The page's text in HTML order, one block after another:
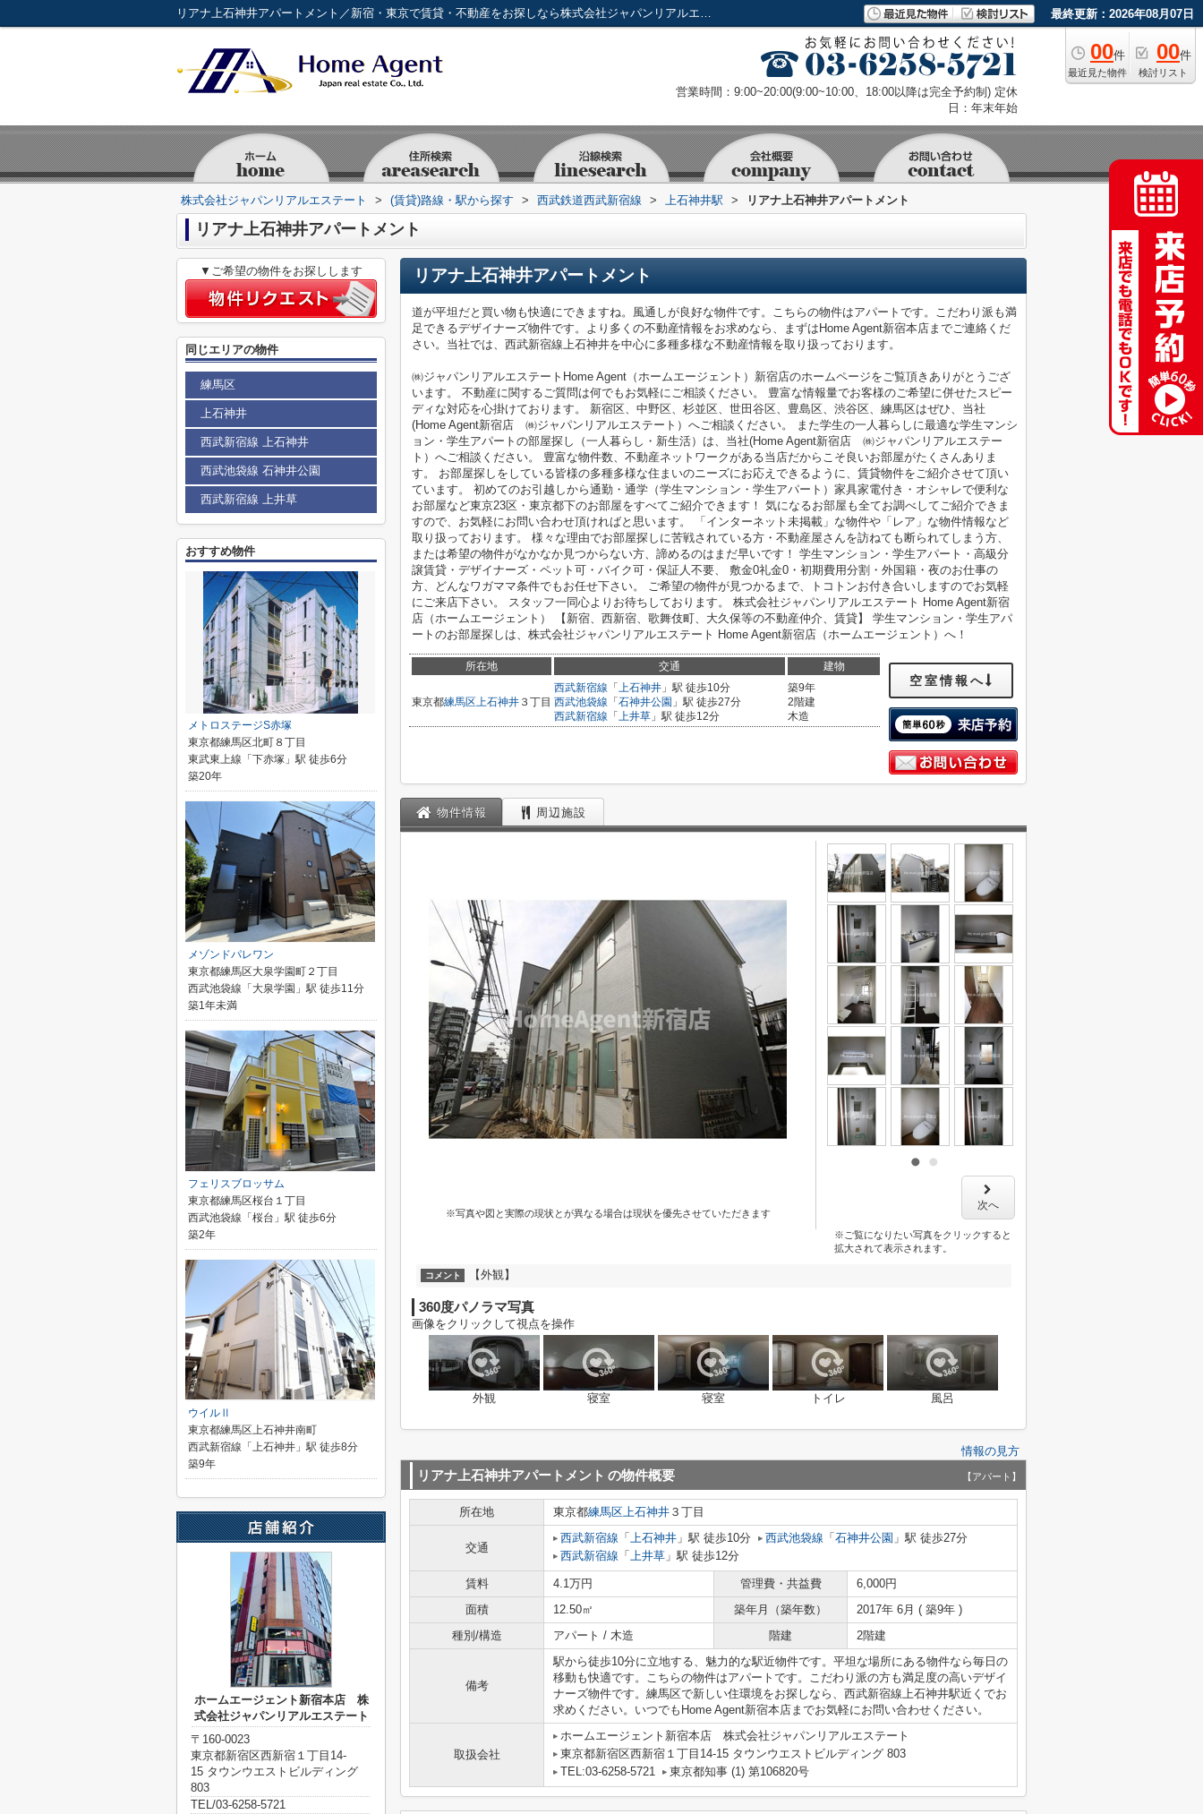
リアナ上石神井アパートメント／新宿・東京で賃貸・不動産をお探しなら株式会社ジャパンリアルエステート 最終更新：2026年08月07日
00件
最近見た物件
00件
検討リスト
営業時間：9:00~20:00(9:00~10:00、18:00以降は完全予約制) 定休
日：年末年始
株式会社ジャパンリアルエステート > (賃貸)路線・駅から探す > 西武鉄道西武新宿線 > 上石神井駅 > リアナ上石神井アパートメント
リアナ上石神井アパートメント
リアナ上石神井アパートメント
道が平坦だと買い物も快適にできますね。風通しが良好な物件です。こちらの物件はアパートです。こだわり派も満
足できるデザイナーズ物件です。より多くの不動産情報をお求めなら、まずはHome Agent新宿本店までご連絡くだ
さい。当社では、西武新宿線上石神井を中心に多種多様な不動産情報を取り扱っております。
㈱ジャパンリアルエステートHome Agent（ホームエージェント）新宿店のホームページをご覧頂きありがとうござ
います。 不動産に関するご質問は何でもお気軽にご相談ください。 豊富な情報量でお客様のご希望に併せたスピー
ディな対応を心掛けております。 新宿区、中野区、杉並区、世田谷区、豊島区、渋谷区、練馬区はぜひ、当社
(Home Agent新宿店 ㈱ジャパンリアルエステート）へご相談ください。 また学生の一人暮らしに最適な学生マンシ
ョン・学生アパートの部屋探し（一人暮らし・新生活）は、当社(Home Agent新宿店 ㈱ジャパンリアルエステー
ト）へご相談ください。 豊富な物件数、不動産ネットワークがある当店だからこそ良いお部屋がたくさんありま
す。 お部屋探しをしている皆様の多種多様な住まいのニーズにお応えできるように、賃貸物件をご紹介させて頂い
ています。 初めてのお引越しから通勤・通学（学生マンション・学生アパート）家具家電付き・オシャレで便利な
お部屋など東京23区・東京都下のお部屋をすべてご紹介できます！ 気になるお部屋も全てお調べしてご紹介できま
すので、お気軽にお問い合わせ頂ければと思います。 「インターネット未掲載」な物件や「レア」な物件情報など
取り扱っております。 様々な理由でお部屋探しに苦戦されている方・不動産屋さんを訪ねても断られてしまう方、
または希望の物件がなかなか見つからない方、諦めるのはまだ早いです！ 学生マンション・学生アパート・高級分
譲賃貸・デザイナーズ・ペット可・バイク可・保証人不要、 敷金0礼金0・初期費用分割・外国籍・夜のお仕事の
方、どんなワガママ条件でもお任せ下さい。 ご希望の物件が見つかるまで、トコトンお付き合いしますのでお気軽
にご来店下さい。 スタッフ一同心よりお待ちしております。 株式会社ジャパンリアルエステート Home Agent新宿
店（ホームエージェント） 【新宿、西新宿、歌舞伎町、大久保等の不動産仲介、賃貸】 学生マンション・学生アパ
ートのお部屋探しは、株式会社ジャパンリアルエステート Home Agent新宿店（ホームエージェント）へ！
所在地 交通 建物
東京都練馬区上石神井 ３丁目
西武新宿線 「 上石神井 」駅 徒歩10分
西武池袋線 「 石神井公園 」駅 徒歩27分
西武新宿線 「 上井草 」駅 徒歩12分
築9年
2階建
木造
空室情報へ
物件情報 周辺施設
※写真や図と実際の現状とが異なる場合は現状を優先させていただきます
次へ
※ご覧になりたい写真をクリックすると
拡大されて表示されます。
コメント 【外観】
360度パノラマ写真
画像をクリックして視点を操作
外観 寝室 寝室 トイレ 風呂
情報の見方
リアナ上石神井アパートメント の物件概要 【アパート】
所在地 東京都練馬区上石神井 ３丁目
交通
西武新宿線 「 上石神井 」駅 徒歩10分 西武池袋線 「 石神井公園 」駅 徒歩27分
西武新宿線 「 上井草 」駅 徒歩12分
賃料 4.1万円 管理費・共益費
6,000円
面積
12.50㎡ 築年月（築年数）
2017年 6月 ( 築9年 )
種別/構造
アパート / 木造 階建 2階建
備考
駅から徒歩10分に立地する、魅力的な駅近物件です。平坦な場所にある物件なら毎日の
移動も快適です。こちらの物件はアパートです。こだわり派の方も満足度の高いデザイ
ナーズ物件です。練馬区で新しい住環境をお探しなら、西武新宿線上石神井駅近くでお
求めください。いつでもHome Agent新宿本店までお気軽にお問い合わせください。
取扱会社
ホームエージェント新宿本店 株式会社ジャパンリアルエステート
東京都新宿区西新宿１丁目14-15 タウンウエストビルディング 803
TEL:03-6258-5721
東京都知事 (1) 第106820号
▼ご希望の物件をお探しします
同じエリアの物件
練馬区
上石神井
西武新宿線 上石神井
西武池袋線 石神井公園
西武新宿線 上井草
おすすめ物件
メトロステージS赤塚
東京都練馬区北町８丁目
東武東上線「下赤塚」駅 徒歩6分
築20年
メゾンドパレワン
東京都練馬区大泉学園町２丁目
西武池袋線「大泉学園」駅 徒歩11分
築1年未満
フェリスブロッサム
東京都練馬区桜台１丁目
西武池袋線「桜台」駅 徒歩6分
築2年
ウイルⅡ
東京都練馬区上石神井南町
西武新宿線「上石神井」駅 徒歩8分
築9年
ホームエージェント新宿本店 株
式会社ジャパンリアルエステート
〒160-0023
東京都新宿区西新宿１丁目14-
15 タウンウエストビルディング
803
TEL/03-6258-5721